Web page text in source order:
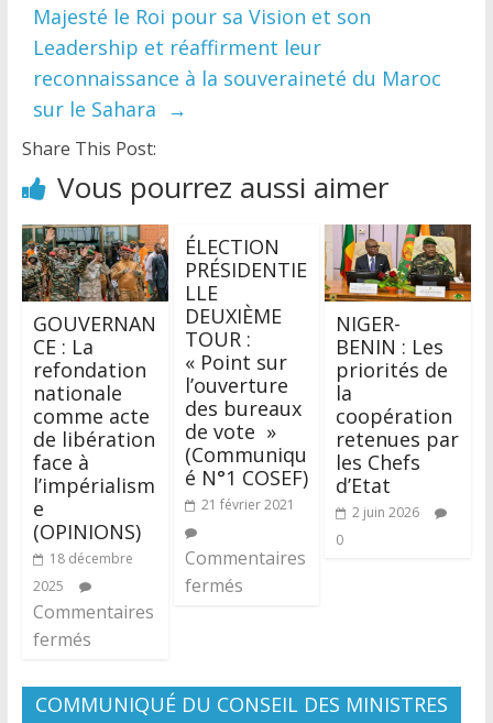
Majesté le Roi pour sa Vision et son
Leadership et réaffirment leur
reconnaissance à la souveraineté du Maroc
sur le Sahara →
Share This Post:
Vous pourrez aussi aimer
GOUVERNAN
CE : La
refondation
nationale
comme acte
de libération
face à
l’impérialism
e
(OPINIONS)
18 décembre
2025
Commentaires
fermés
ÉLECTION
PRÉSIDENTIE
LLE
DEUXIÈME
TOUR :
« Point sur
l’ouverture
des bureaux
de vote »
(Communiqu
é N°1 COSEF)
21 février 2021
Commentaires
fermés
NIGER-
BENIN : Les
priorités de
la
coopération
retenues par
les Chefs
d’Etat
2 juin 2026
0
COMMUNIQUÉ DU CONSEIL DES MINISTRES